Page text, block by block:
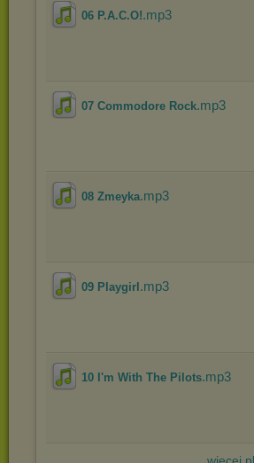
06 P.A.C.O!.mp3
07 Commodore Rock.mp3
08 Zmeyka.mp3
09 Playgirl .mp3
10 I'm With The Pilots.mp3